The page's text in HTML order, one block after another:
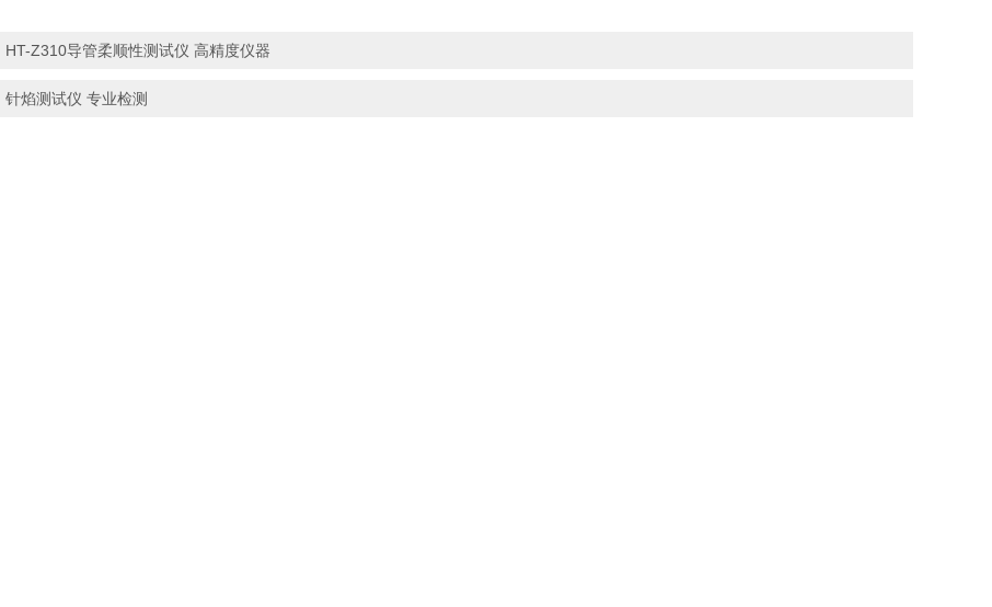
HT-Z310导管柔顺性测试仪 高精度仪器
针焰测试仪 专业检测